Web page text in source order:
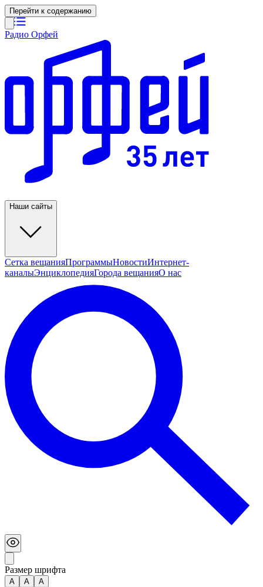
Перейти к содержанию
Радио Орфей
Наши сайты
Сетка вещанияПрограммыНовостиИнтернет-
каналыЭнциклопедияГорода вещанияО нас
Размер шрифта
А A A